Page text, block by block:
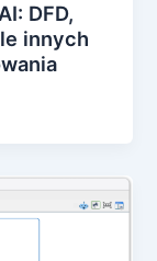
DFD,
innych